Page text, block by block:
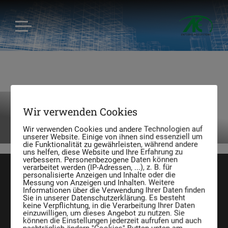
Retron-Box
AE Entsorgungssysteme GmbH
Josef Sandhofer Straße 9c
Wir verwenden Cookies
Wir verwenden Cookies und andere Technologien auf
unserer Website. Einige von ihnen sind essenziell um
die Funktionalität zu gewährleisten, während andere
uns helfen, diese Website und Ihre Erfahrung zu
verbessern. Personenbezogene Daten können
verarbeitet werden (IP-Adressen, ...), z. B. für
personalisierte Anzeigen und Inhalte oder die
Messung von Anzeigen und Inhalten. Weitere
Informationen über die Verwendung Ihrer Daten finden
Sie in unserer Datenschutzerklärung. Es besteht
keine Verpflichtung, in die Verarbeitung Ihrer Daten
einzuwilligen, um dieses Angebot zu nutzen. Sie
können die Einstellungen jederzeit aufrufen und auch